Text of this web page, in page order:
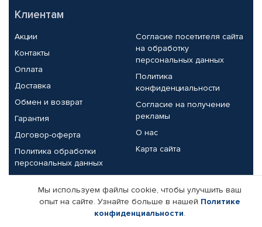
Клиентам
Акции
Контакты
Оплата
Доставка
Обмен и возврат
Гарантия
Договор-оферта
Политика обработки
персональных данных
Согласие посетителя сайта
на обработку
персональных данных
Политика
конфиденциальности
Согласие на получение
рекламы
О нас
Карта сайта
Партнерам
Корпоративным клиентам
Реквизиты компании
Мы используем файлы cookie, чтобы улучшить ваш
опыт на сайте. Узнайте больше в нашей Политике
конфиденциальности.